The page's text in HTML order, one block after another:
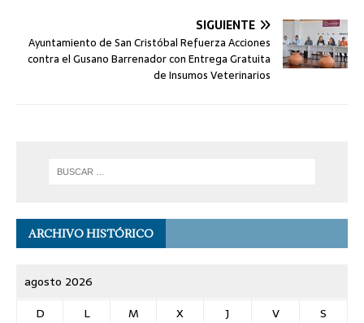
SIGUIENTE
Ayuntamiento de San Cristóbal Refuerza Acciones
contra el Gusano Barrenador con Entrega Gratuita
de Insumos Veterinarios
ARCHIVO HISTÓRICO
agosto 2026
D
L M X J V
S